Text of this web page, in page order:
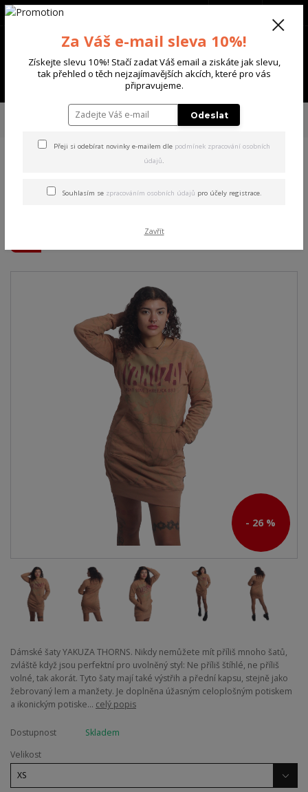
Menu
+420 702 136 620
ŠATY
Yakuza dámské šaty Thorns Allover Sweat Dress
mocha/mousse XS
Allover Sweat Dress
- 26 %
Dámské šaty YAKUZA THORNS. Nikdy nemůžete mít příliš mnoho šatů,
zvláště když jsou perfektní pro uvolněný styl: Ne příliš štíhlé, ne příliš
volné, tak akorát. Tyto šaty mají také výstřih a přední kapsu, stejně jako
žebrovaný lem a manžety. Je doplněna úžasným celoplošným potiskem
a ikonickým potiske... celý popis
Dostupnost
Skladem
Velikost
Za Váš e-mail sleva 10%!
Získejte slevu 10%! Stačí zadat Váš email a ziskáte jak slevu,
tak přehled o těch nejzajímavějších akcích, které pro vás
připravujeme.
Odeslat
Přeji si odebírat novinky e-mailem dle podmínek zpracování osobních
údajů.
Souhlasím se zpracováním osobních údajů pro účely registrace.
Zavřít